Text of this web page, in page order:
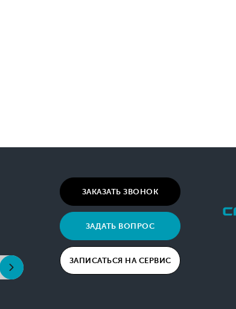
ЗАКАЗАТЬ ЗВОНОК
ЗАДАТЬ ВОПРОС
ЗАПИСАТЬСЯ НА СЕРВИС